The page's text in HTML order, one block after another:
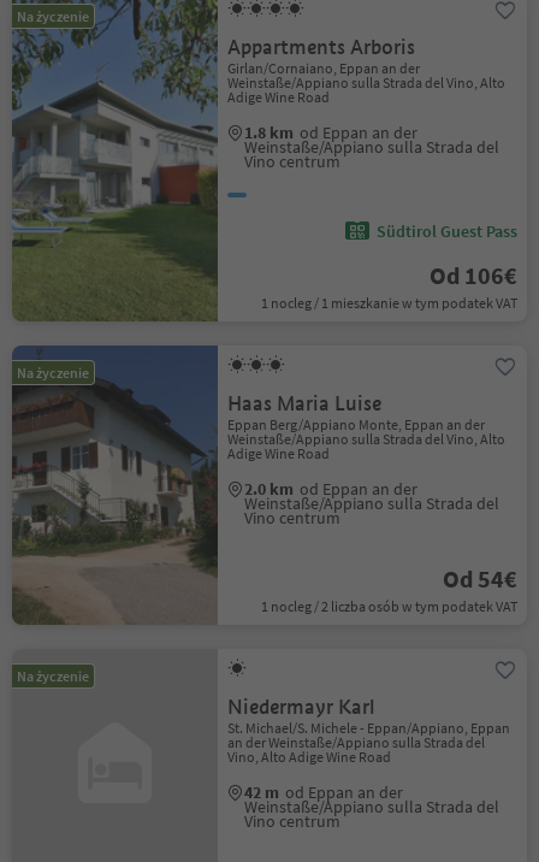
Na życzenie
Appartments Arboris
Girlan/Cornaiano, Eppan an der
Weinstaße/Appiano sulla Strada del Vino, Alto
Adige Wine Road
1.8 km od Eppan an der
Weinstaße/Appiano sulla Strada del
Vino centrum
Südtirol Guest Pass
Od 106€
1 nocleg / 1 mieszkanie w tym podatek VAT
Na życzenie
Haas Maria Luise
Eppan Berg/Appiano Monte, Eppan an der
Weinstaße/Appiano sulla Strada del Vino, Alto
Adige Wine Road
2.0 km od Eppan an der
Weinstaße/Appiano sulla Strada del
Vino centrum
Od 54€
1 nocleg / 2 liczba osób w tym podatek VAT
Na życzenie
Niedermayr Karl
St. Michael/S. Michele - Eppan/Appiano, Eppan
an der Weinstaße/Appiano sulla Strada del
Vino, Alto Adige Wine Road
42 m od Eppan an der
Weinstaße/Appiano sulla Strada del
Vino centrum